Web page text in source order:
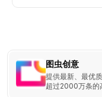
图虫创意
提供最新、最优
超过2000万条的